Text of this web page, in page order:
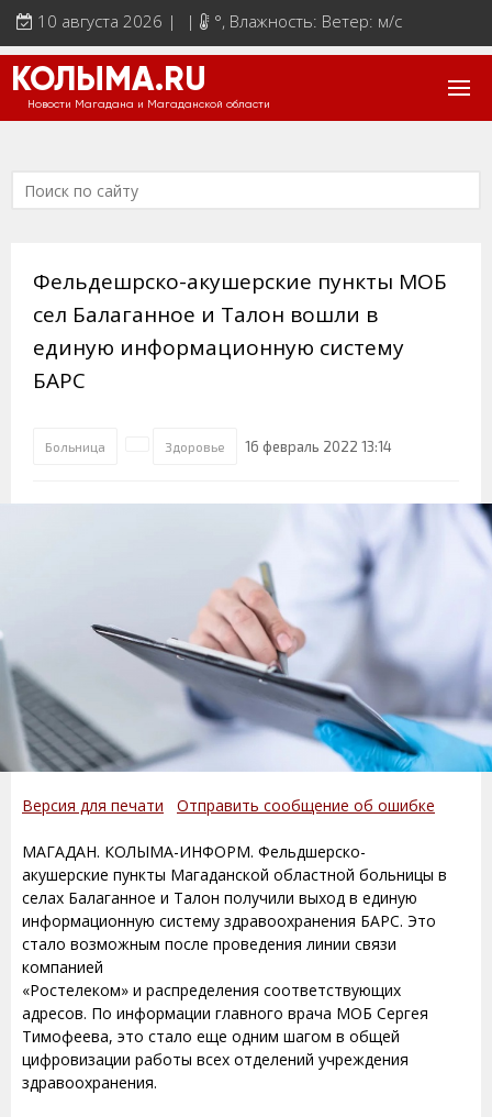
10 августа 2026 | | °, Влажность: Ветер: м/с
КОЛЫМА.RU
Новости Магадана и Магаданской области
Фельдешрско-акушерские пункты МОБ
сел Балаганное и Талон вошли в
единую информационную систему
БАРС
Больница Здоровье 16 февраль 2022 13:14
Версия для печати Отправить сообщение об ошибке
МАГАДАН. КОЛЫМА-ИНФОРМ. Фельдшерско-
акушерские пункты Магаданской областной больницы в
селах Балаганное и Талон получили выход в единую
информационную систему здравоохранения БАРС. Это
стало возможным после проведения линии связи
компанией
«Ростелеком» и распределения соответствующих
адресов. По информации главного врача МОБ Сергея
Тимофеева, это стало еще одним шагом в общей
цифровизации работы всех отделений учреждения
здравоохранения.